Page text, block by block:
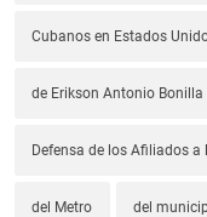
Cubanos en Estados
de Erikson Antonio Bonilla
Defensa de los Afiliados
del Metro del